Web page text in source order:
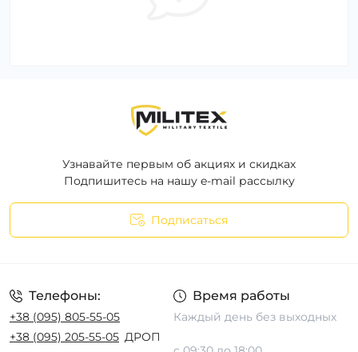
Узнавайте первым об акциях и скидках
Подпишитесь на нашу e-mail рассылку
Подписаться
Телефоны:
+38 (095) 805-55-05
+38 (095) 205-55-05 ДРОП
Время работы
Каждый день без выходных